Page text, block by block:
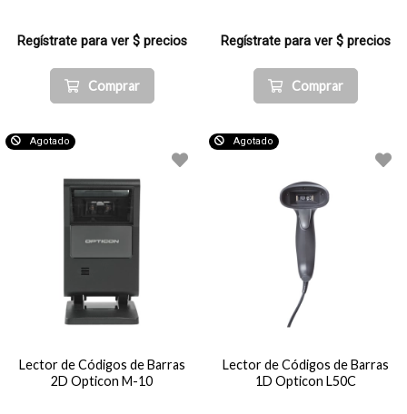
Regístrate para ver $ precios
Comprar
Regístrate para ver $ precios
Comprar
Agotado
Lector de Códigos de Barras
2D Opticon M-10
Agotado
Lector de Códigos de Barras
1D Opticon L50C